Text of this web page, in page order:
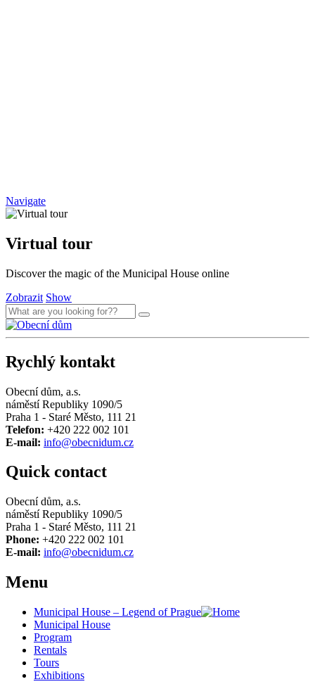
Navigate
Virtual tour
Discover the magic of the Municipal House online
Zobrazit Show
Rychlý kontakt
Obecní dům, a.s.
náměstí Republiky 1090/5
Praha 1 - Staré Město, 111 21
Telefon: +420 222 002 101
E-mail: info@obecnidum.cz
Quick contact
Obecní dům, a.s.
náměstí Republiky 1090/5
Praha 1 - Staré Město, 111 21
Phone: +420 222 002 101
E-mail: info@obecnidum.cz
Menu
Municipal House – Legend of Prague
Municipal House
Program
Rentals
Tours
Exhibitions